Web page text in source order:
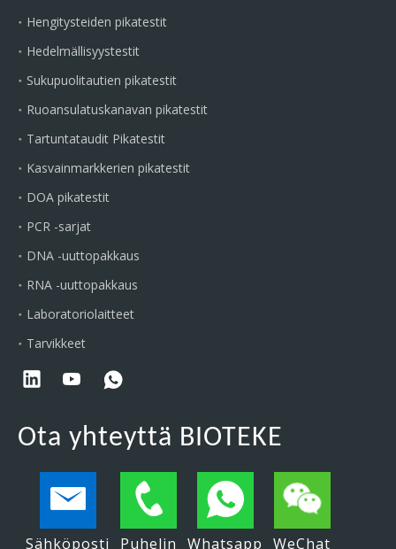
Hengitysteiden pikatestit
Hedelmällisyystestit
Sukupuolitautien pikatestit
Ruoansulatuskanavan pikatestit
Tartuntataudit Pikatestit
Kasvainmarkkerien pikatestit
DOA pikatestit
PCR -sarjat
DNA -uuttopakkaus
RNA -uuttopakkaus
Laboratoriolaitteet
Tarvikkeet
Ota yhteyttä BIOTEKE
Sähköposti Puhelin Whatsapp WeChat